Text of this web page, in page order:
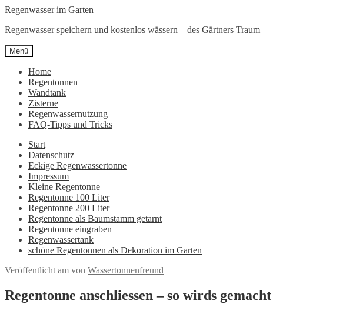
Zur
springen
Zum
springen
Regenwasser im Garten
Regenwasser speichern und kostenlos wässern – des Gärtners Traum
Menü
Home
Regentonnen
Wandtank
Zisterne
Regenwassernutzung
FAQ-Tipps und Tricks
Start
Datenschutz
Eckige Regenwassertonne
Impressum
Kleine Regentonne
Regentonne 100 Liter
Regentonne 200 Liter
Regentonne als Baumstamm getarnt
Regentonne eingraben
Regenwassertank
schöne Regentonnen als Dekoration im Garten
Veröffentlicht am von Wassertonnenfreund
Regentonne anschliessen – so wirds gemacht